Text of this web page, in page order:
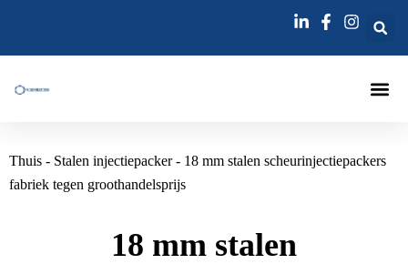
de
inhoud
Thuis - Stalen injectiepacker- 18 mm stalen scheurinjectiepackers
fabriek tegen groothandelsprijs
18 mm stalen